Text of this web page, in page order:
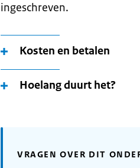
ingeschreven.
Kosten en betalen
Hoelang duurt het?
VRAGEN OVER DIT